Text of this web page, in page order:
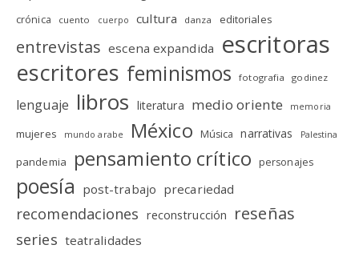
crónica cuento cuerpo cultura danza editoriales
entrevistas escena expandida escritoras
escritores feminismos fotografia godinez
lenguaje libros literatura medio oriente memoria
mujeres mundo arabe México Música narrativas Palestina
pandemia pensamiento crítico personajes
poesía post-trabajo precariedad
recomendaciones reconstrucción reseñas
series teatralidades